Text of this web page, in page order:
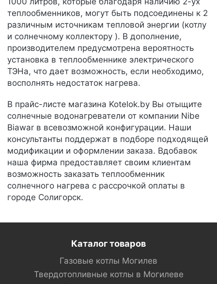
теплообменников, могут быть подсоединены к 2
различным источникам тепловой энергии (котлу
и солнечному коллектору ). В дополнение,
производителем предусмотрена вероятность
установка в теплообменнике электрического
ТЭНа, что дает возможность, если необходимо,
восполнять недостаток нагрева.
В прайс-листе магазина Kotelok.by Вы отыщите
солнечные водонагреватели от компании Nibe
Biawar в всевозможной конфигурации. Наши
консультанты поддержат в подборе подходящей
модификации и оформлении заказа. Вдобавок
наша фирма предоставляет своим клиентам
возможность заказать теплообменник
солнечного нагрева с рассрочкой оплаты в
городе Солигорск.
Каталог товаров
Газовые котлы Могилев
Твердотопливные котлы в Могилеве